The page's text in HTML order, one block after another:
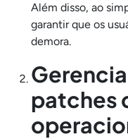
Além disso, ao
garantir que os
demora.
patches